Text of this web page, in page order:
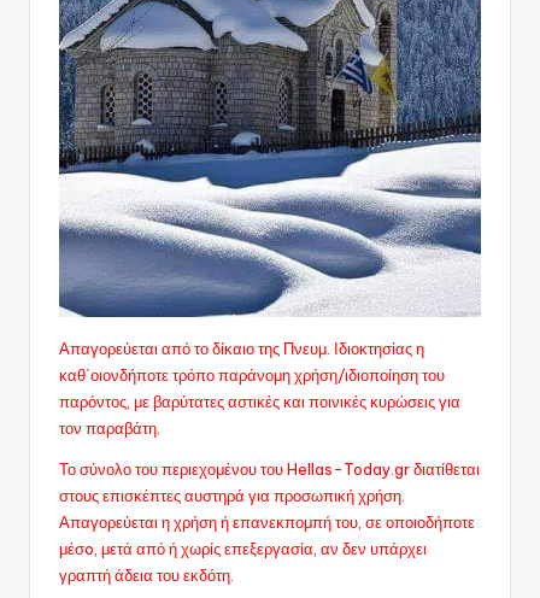
Απαγορεύεται από το δίκαιο της Πνευμ. Ιδιοκτησίας η
καθ΄οιονδήποτε τρόπο παράνομη χρήση/ιδιοποίηση του
παρόντος, με βαρύτατες αστικές και ποινικές κυρώσεις για
τον παραβάτη.
Το σύνολο του περιεχομένου του Hellas-Today.gr διατίθεται
στους επισκέπτες αυστηρά για προσωπική χρήση.
Απαγορεύεται η χρήση ή επανεκπομπή του, σε οποιοδήποτε
μέσo, μετά από ή χωρίς επεξεργασία, αν δεν υπάρχει
γραπτή άδεια του εκδότη.